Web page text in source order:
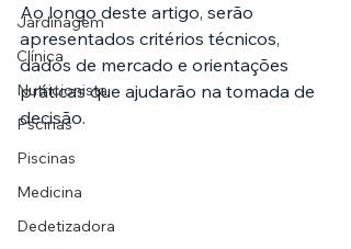
Jardinagem
Clínica
Nutricionista
Pscinas
Piscinas
Medicina
Dedetizadora
Ao longo deste artigo, serão
apresentados critérios técnicos,
dados de mercado e orientações
práticas que ajudarão na tomada de
decisão.